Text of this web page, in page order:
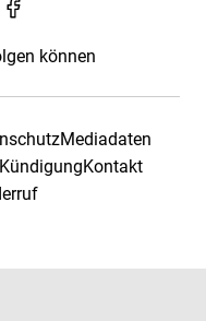
können
Mediadaten
KündigungKontakt